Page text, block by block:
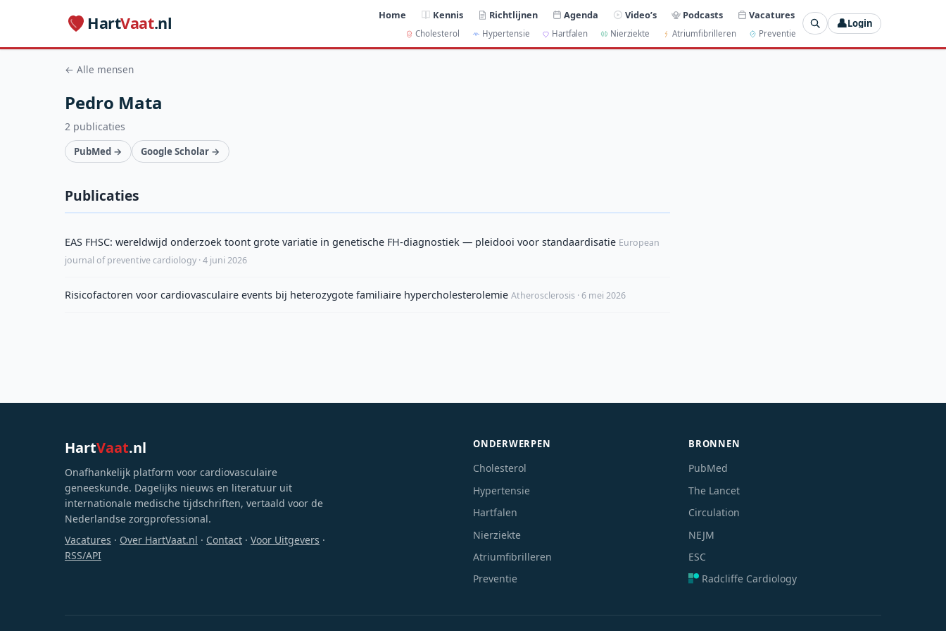
HartVaat.nl Home Kennis Richtlijnen Agenda Video’s Podcasts Vacatures
Cholesterol Hypertensie Hartfalen Nierziekte Atriumfibrilleren Preventie
👤Login
← Alle mensen
Pedro Mata
2 publicaties
PubMed → Google Scholar →
Publicaties
EAS FHSC: wereldwijd onderzoek toont grote variatie in genetische FH-diagnostiek — pleidooi voor standaardisatie European
journal of preventive cardiology · 4 juni 2026
Risicofactoren voor cardiovasculaire events bij heterozygote familiaire hypercholesterolemie Atherosclerosis · 6 mei 2026
HartVaat.nl
Onafhankelijk platform voor cardiovasculaire
geneeskunde. Dagelijks nieuws en literatuur uit
internationale medische tijdschriften, vertaald voor de
Nederlandse zorgprofessional.
Vacatures · Over HartVaat.nl · Contact · Voor Uitgevers ·
RSS/API
ONDERWERPEN
Cholesterol
Hypertensie
Hartfalen
Nierziekte
Atriumfibrilleren
Preventie
BRONNEN
PubMed
The Lancet
Circulation
NEJM
ESC
Radcliffe Cardiology